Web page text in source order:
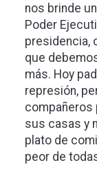
nos brinde
Poder
presidencia,
que
más. Hoy
represión,
compañeros
sus casas y
plato de
peor de